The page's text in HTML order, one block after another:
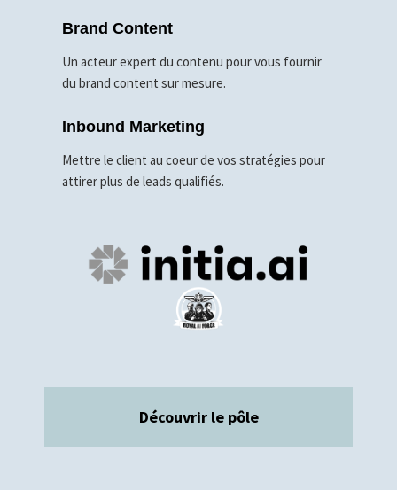
Brand Content
Un acteur expert du contenu pour vous fournir
du brand content sur mesure.
Inbound Marketing
Mettre le client au coeur de vos stratégies pour
attirer plus de leads qualifiés.
Découvrir le pôle